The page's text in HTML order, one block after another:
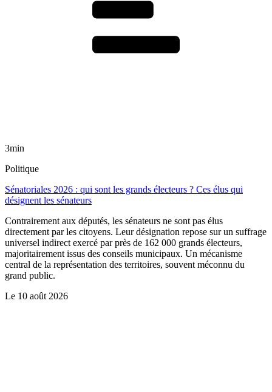
3min
Politique
Sénatoriales 2026 : qui sont les grands électeurs ? Ces élus qui
désignent les sénateurs
Contrairement aux députés, les sénateurs ne sont pas élus
directement par les citoyens. Leur désignation repose sur un suffrage
universel indirect exercé par près de 162 000 grands électeurs,
majoritairement issus des conseils municipaux. Un mécanisme
central de la représentation des territoires, souvent méconnu du
grand public.
Le 10 août 2026